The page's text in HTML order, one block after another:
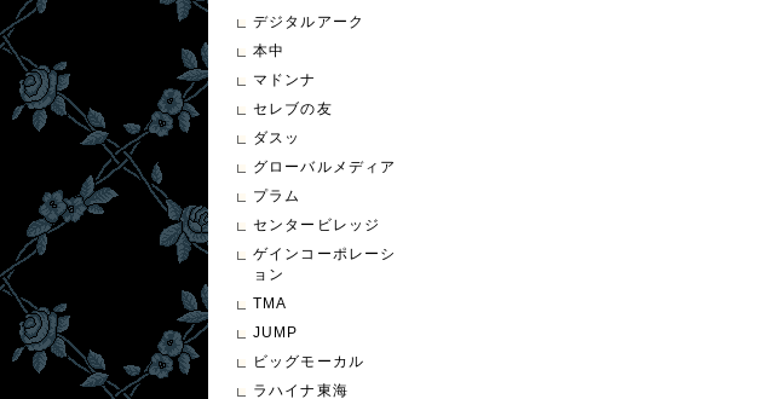
デジタルアーク
本中
マドンナ
セレブの友
ダスッ
グローバルメディア
プラム
センタービレッジ
ゲインコーポレーシ
ョン
TMA
JUMP
ビッグモーカル
ラハイナ東海